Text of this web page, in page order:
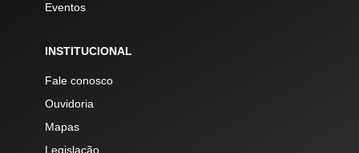
Eventos
INSTITUCIONAL
Fale conosco
Ouvidoria
Mapas
Legislação